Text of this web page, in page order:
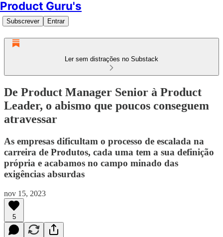
Product Guru's
Subscrever Entrar
Ler sem distrações no Substack
De Product Manager Senior à Product
Leader, o abismo que poucos conseguem
atravessar
As empresas dificultam o processo de escalada na
carreira de Produtos, cada uma tem a sua definição
própria e acabamos no campo minado das
exigências absurdas
nov 15, 2023
5